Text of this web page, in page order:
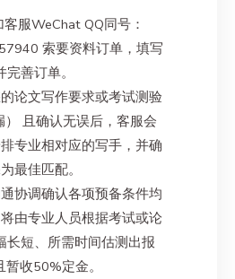
服WeChat QQ同号：
索要资料订单，填写
完善订单。
论文写作要求或考试测验
） 且确认无误后，客服会
专业相对应的写手，并确
最佳匹配。
协调确认各项预备条件均
由专业人员根据考试或论
长短、所需时间估测出报
暂收50%定金。